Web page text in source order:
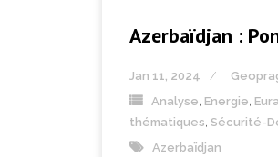
Azerbaïdjan :
Jan 11, 2024
Analyse Energie
thématiques Sécurité-
Azerbaïdjan